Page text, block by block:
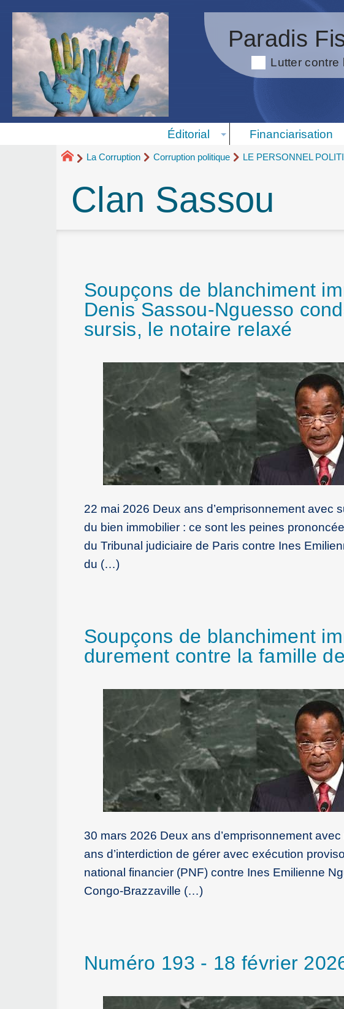
Paradis
Lutter contre
Éditorial Financiarisation
La Corruption Corruption politique LE PERSONNEL
Clan Sassou
Soupçons de blanchiment
Denis Sassou-Nguesso
sursis, le notaire relaxé
22 mai 2026 Deux ans d’emprisonnement avec
du bien immobilier : ce sont les peines
du Tribunal judiciaire de Paris contre Ines
du (…)
Soupçons de blanchiment
durement contre la famille
30 mars 2026 Deux ans d’emprisonnement avec
ans d’interdiction de gérer avec exécution
national financier (PNF) contre Ines Emilienne
Congo-Brazzaville (…)
Numéro 193 - 18 février